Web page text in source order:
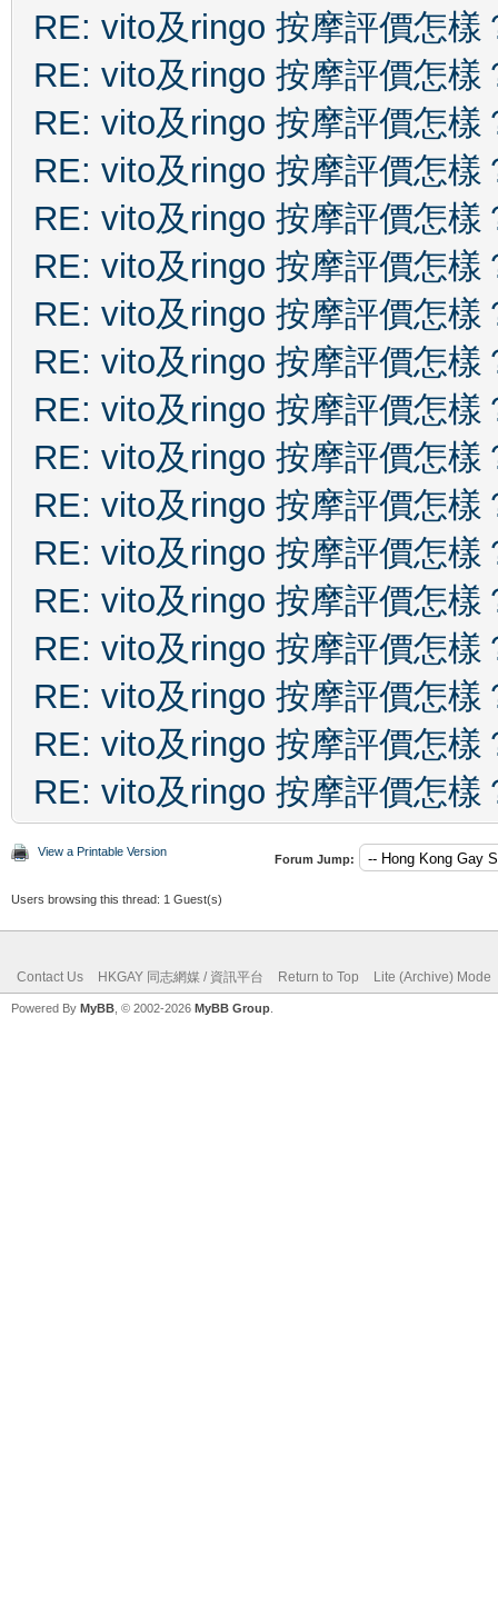
RE: vito及ringo 按摩評價怎樣
RE: vito及ringo 按摩評價怎樣
RE: vito及ringo 按摩評價怎樣
RE: vito及ringo 按摩評價怎樣
RE: vito及ringo 按摩評價怎樣
RE: vito及ringo 按摩評價怎樣
RE: vito及ringo 按摩評價怎樣
RE: vito及ringo 按摩評價怎樣
RE: vito及ringo 按摩評價怎樣
RE: vito及ringo 按摩評價怎樣
RE: vito及ringo 按摩評價怎樣
RE: vito及ringo 按摩評價怎樣
RE: vito及ringo 按摩評價怎樣
RE: vito及ringo 按摩評價怎樣
RE: vito及ringo 按摩評價怎樣
RE: vito及ringo 按摩評價怎樣
RE: vito及ringo 按摩評價怎樣
View a Printable Version
Forum Jump:
Users browsing this thread: 1 Guest(s)
Contact Us HKGAY 同志網媒 / 資訊平台 Return to Top Lite (Archive) Mode
Powered By MyBB , © 2002-2026 MyBB Group